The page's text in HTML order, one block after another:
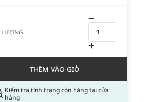
LƯỢNG
THÊM VÀO GIỎ
Kiểm tra tình trạng còn hàng tại cửa
hàng